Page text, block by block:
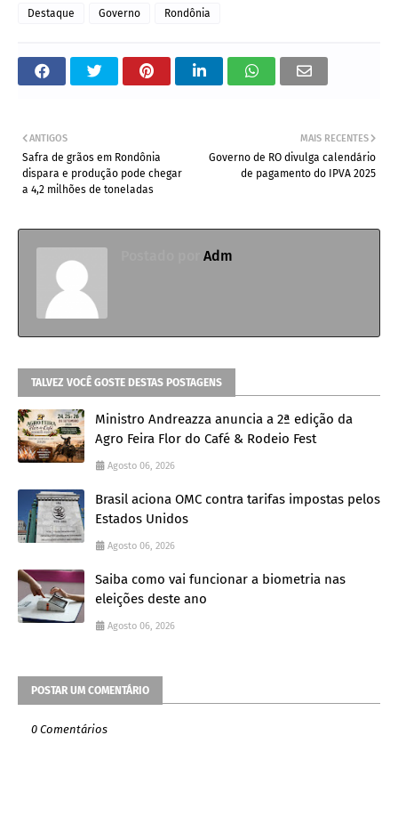
Destaque Governo Rondônia
MAIS RECENTES
Governo de RO divulga calendário
de pagamento do IPVA 2025
ANTIGOS
Safra de grãos em Rondônia
dispara e produção pode chegar
a 4,2 milhões de toneladas
Adm
TALVEZ VOCÊ GOSTE DESTAS POSTAGENS
Ministro Andreazza anuncia a 2ª edição da
Agro Feira Flor do Café & Rodeio Fest
Agosto 06, 2026
Brasil aciona OMC contra tarifas impostas pelos
Estados Unidos
Agosto 06, 2026
Saiba como vai funcionar a biometria nas
eleições deste ano
Agosto 06, 2026
POSTAR UM COMENTÁRIO
0 Comentários